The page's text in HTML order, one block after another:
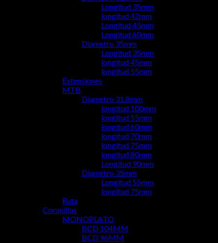
Longitud 35mm
longitud 42mm
Longitud 45mm
Longitud 60mm
Diametro 35mm
Longitud 35mm
longitud 45mm
longitud 55mm
Extensiones
MTB
Diametro 31.8mm
longitud 100mm
longitud 55mm
longitud 60mm
longitud 70mm
longitud 75mm
longitud 80mm
Longitud 90mm
Diametro 35mm
Longitud 55mm
longitud 75mm
Ruta
Coronillas
MONOPLATO
BCD 104MM
BCD 96MM